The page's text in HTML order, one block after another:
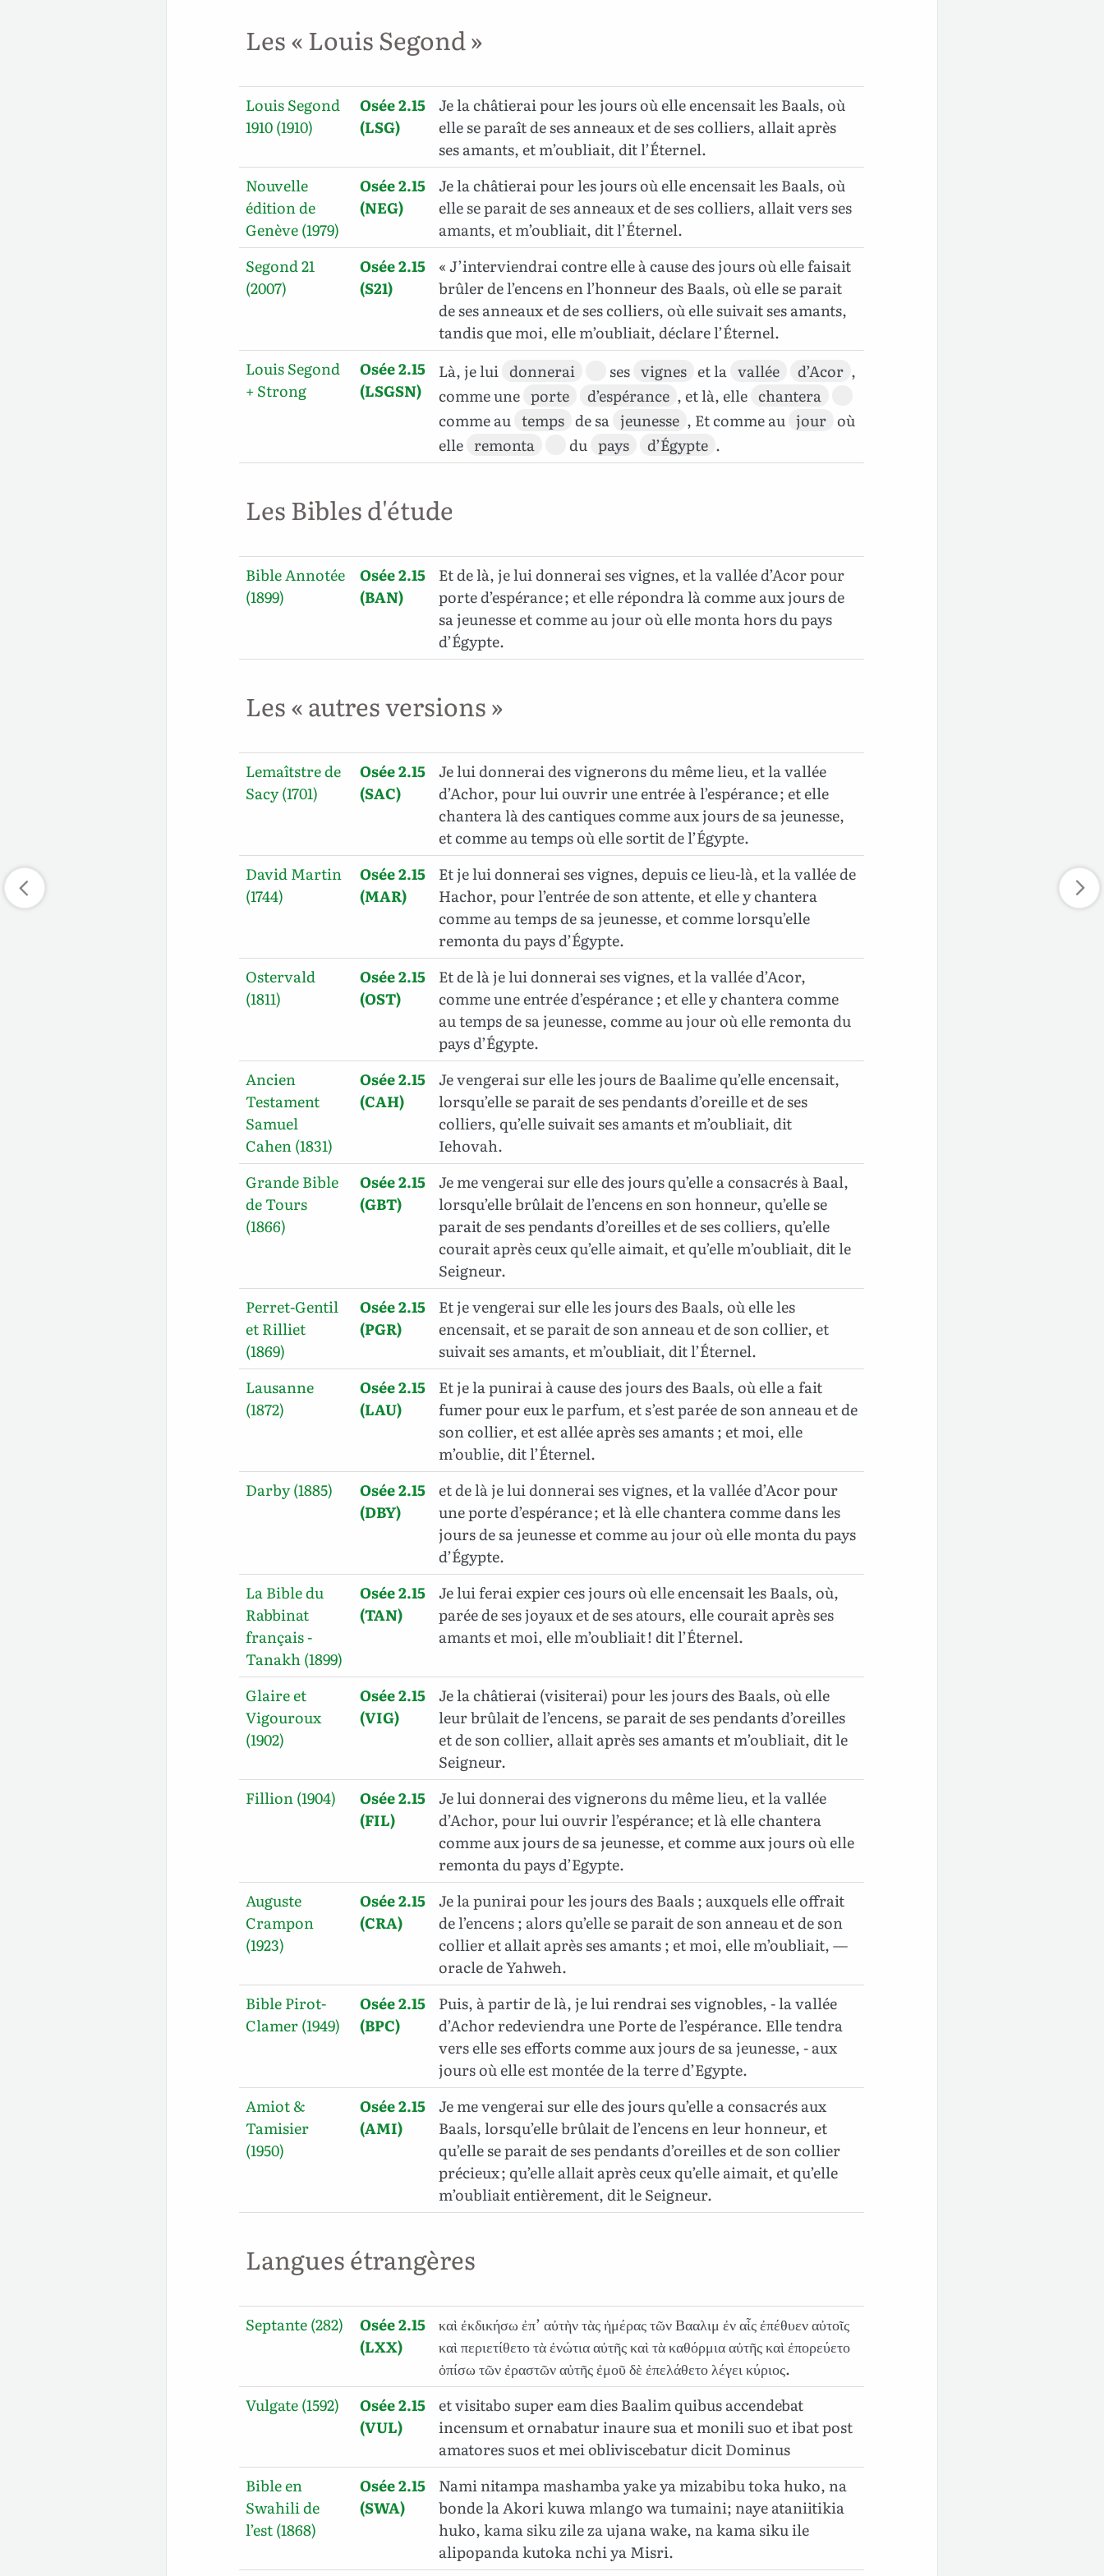
Les « Louis Segond »
Louis Segond
1910 (1910)
Osée 2.15
(LSG)
Je la châtierai pour les jours où elle encensait les Baals, où
elle se paraît de ses anneaux et de ses colliers, allait après
ses amants, et m’oubliait, dit l’Éternel.
Nouvelle
édition de
Genève (1979)
Osée 2.15
(NEG)
Je la châtierai pour les jours où elle encensait les Baals, où
elle se parait de ses anneaux et de ses colliers, allait vers ses
amants, et m’oubliait, dit l’Éternel.
Segond 21
(2007)
Osée 2.15
(S21)
« J’interviendrai contre elle à cause des jours où elle faisait
brûler de l’encens en l’honneur des Baals, où elle se parait
de ses anneaux et de ses colliers, où elle suivait ses amants,
tandis que moi, elle m’oubliait, déclare l’Éternel.
Louis Segond
+ Strong
Osée 2.15
(LSGSN)
Là, je lui donnerai ses vignes et la vallée d’Acor ,
comme une porte d’espérance , et là, elle chantera
comme au temps de sa jeunesse , Et comme au jour où
elle remonta du pays d’Égypte .
Les Bibles d'étude
Bible Annotée
(1899)
Osée 2.15
(BAN)
Et de là, je lui donnerai ses vignes, et la vallée d’Acor pour
porte d’espérance ; et elle répondra là comme aux jours de
sa jeunesse et comme au jour où elle monta hors du pays
d’Égypte.
Les « autres versions »
Lemaîtstre de
Sacy (1701)
Osée 2.15
(SAC)
Je lui donnerai des vignerons du même lieu, et la vallée
d’Achor, pour lui ouvrir une entrée à l’espérance ; et elle
chantera là des cantiques comme aux jours de sa jeunesse,
et comme au temps où elle sortit de l’Égypte.
David Martin
(1744)
Osée 2.15
(MAR)
Et je lui donnerai ses vignes, depuis ce lieu-là, et la vallée de
Hachor, pour l’entrée de son attente, et elle y chantera
comme au temps de sa jeunesse, et comme lorsqu’elle
remonta du pays d’Égypte.
Ostervald
(1811)
Osée 2.15
(OST)
Et de là je lui donnerai ses vignes, et la vallée d’Acor,
comme une entrée d’espérance ; et elle y chantera comme
au temps de sa jeunesse, comme au jour où elle remonta du
pays d’Égypte.
Ancien
Testament
Samuel
Cahen (1831)
Osée 2.15
(CAH)
Je vengerai sur elle les jours de Baalime qu’elle encensait,
lorsqu’elle se parait de ses pendants d’oreille et de ses
colliers, qu’elle suivait ses amants et m’oubliait, dit
Iehovah.
Grande Bible
de Tours
(1866)
Osée 2.15
(GBT)
Je me vengerai sur elle des jours qu’elle a consacrés à Baal,
lorsqu’elle brûlait de l’encens en son honneur, qu’elle se
parait de ses pendants d’oreilles et de ses colliers, qu’elle
courait après ceux qu’elle aimait, et qu’elle m’oubliait, dit le
Seigneur.
Perret-Gentil
et Rilliet
(1869)
Osée 2.15
(PGR)
Et je vengerai sur elle les jours des Baals, où elle les
encensait, et se parait de son anneau et de son collier, et
suivait ses amants, et m’oubliait, dit l’Éternel.
Lausanne
(1872)
Osée 2.15
(LAU)
Et je la punirai à cause des jours des Baals, où elle a fait
fumer pour eux le parfum, et s’est parée de son anneau et de
son collier, et est allée après ses amants ; et moi, elle
m’oublie, dit l’Éternel.
Darby (1885)
Osée 2.15
(DBY)
et de là je lui donnerai ses vignes, et la vallée d’Acor pour
une porte d’espérance ; et là elle chantera comme dans les
jours de sa jeunesse et comme au jour où elle monta du pays
d’Égypte.
La Bible du
Rabbinat
français -
Tanakh (1899)
Osée 2.15
(TAN)
Je lui ferai expier ces jours où elle encensait les Baals, où,
parée de ses joyaux et de ses atours, elle courait après ses
amants et moi, elle m’oubliait ! dit l’Éternel.
Glaire et
Vigouroux
(1902)
Osée 2.15
(VIG)
Je la châtierai (visiterai) pour les jours des Baals, où elle
leur brûlait de l’encens, se parait de ses pendants d’oreilles
et de son collier, allait après ses amants et m’oubliait, dit le
Seigneur.
Fillion (1904)
Osée 2.15
(FIL)
Je lui donnerai des vignerons du même lieu, et la vallée
d’Achor, pour lui ouvrir l’espérance; et là elle chantera
comme aux jours de sa jeunesse, et comme aux jours où elle
remonta du pays d’Egypte.
Auguste
Crampon
(1923)
Osée 2.15
(CRA)
Je la punirai pour les jours des Baals ; auxquels elle offrait
de l’encens ; alors qu’elle se parait de son anneau et de son
collier et allait après ses amants ; et moi, elle m’oubliait, —
oracle de Yahweh.
Bible Pirot-
Clamer (1949)
Osée 2.15
(BPC)
Puis, à partir de là, je lui rendrai ses vignobles, - la vallée
d’Achor redeviendra une Porte de l’espérance. Elle tendra
vers elle ses efforts comme aux jours de sa jeunesse, - aux
jours où elle est montée de la terre d’Egypte.
Amiot &
Tamisier
(1950)
Osée 2.15
(AMI)
Je me vengerai sur elle des jours qu’elle a consacrés aux
Baals, lorsqu’elle brûlait de l’encens en leur honneur, et
qu’elle se parait de ses pendants d’oreilles et de son collier
précieux ; qu’elle allait après ceux qu’elle aimait, et qu’elle
m’oubliait entièrement, dit le Seigneur.
Langues étrangères
Septante (282)
Osée 2.15
(LXX)
καὶ ἐκδικήσω ἐπ’ αὐτὴν τὰς ἡμέρας τῶν Βααλιμ ἐν αἷς ἐπέθυεν αὐτοῖς
καὶ περιετίθετο τὰ ἐνώτια αὐτῆς καὶ τὰ καθόρμια αὐτῆς καὶ ἐπορεύετο
ὀπίσω τῶν ἐραστῶν αὐτῆς ἐμοῦ δὲ ἐπελάθετο λέγει κύριος.
Vulgate (1592)
Osée 2.15
(VUL)
et visitabo super eam dies Baalim quibus accendebat
incensum et ornabatur inaure sua et monili suo et ibat post
amatores suos et mei obliviscebatur dicit Dominus
Bible en
Swahili de
l’est (1868)
Osée 2.15
(SWA)
Nami nitampa mashamba yake ya mizabibu toka huko, na
bonde la Akori kuwa mlango wa tumaini; naye ataniitikia
huko, kama siku zile za ujana wake, na kama siku ile
alipopanda kutoka nchi ya Misri.